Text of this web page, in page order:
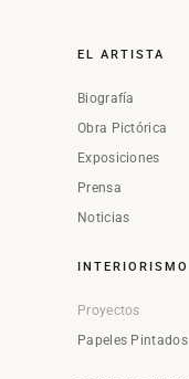
EL ARTISTA
Biografía
Obra Pictórica
Exposiciones
Prensa
Noticias
INTERIORISMO
Proyectos
Papeles Pintados